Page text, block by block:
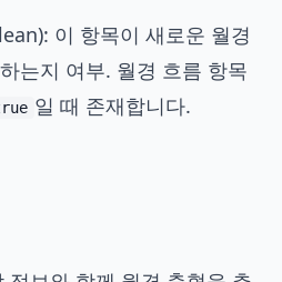
이 항목이 새로운 월경
는지 여부. 월경 흐름 항목
일 때 존재합니다.